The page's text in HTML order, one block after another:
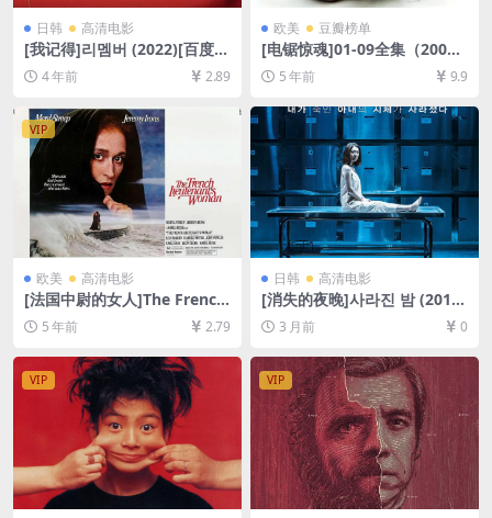
日韩 高清电影
[我记得]리멤버 (2022)[百度网
盘+迅雷云盘资源1080P超清
未删减][MP4/8GB][韩语中字]
4 年前 2.89
欧美 豆瓣榜单
[电锯惊魂]01-09全集（2004-
2021）[百度网盘+迅雷云盘资
源1080P超清未删减][MP4/48
5 年前 9.9
VIP
欧美 高清电影
[法国中尉的女人]The French
Lieutenant’s Woman (198
1)[百度网盘+迅雷云盘资源10
80P超清未删减][MP4/7.7GB]
[中文字幕]
5 年前 2.79
日韩 高清电影
[消失的夜晚]사라진 밤 (2018)
[百度网盘+夸克网盘1080P超
清未删减资源][网盘在线播放/
下载][MP4/3.9GB][中文字幕]
3 月前 0
VIP VIP